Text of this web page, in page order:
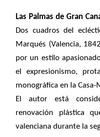
Las Palmas de Gran
Dos cuadros del
Marqués (Valencia,
por un estilo
el expresionismo,
monográfica en la Casa-
El autor está
renovación plástica
valenciana durante la